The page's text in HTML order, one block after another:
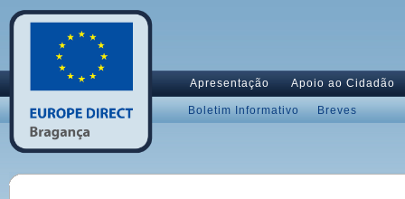
Apresentação Apoio ao Cidadão
Boletim Informativo Breves